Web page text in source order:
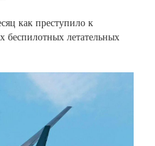
как преступило к
беспилотных летательных